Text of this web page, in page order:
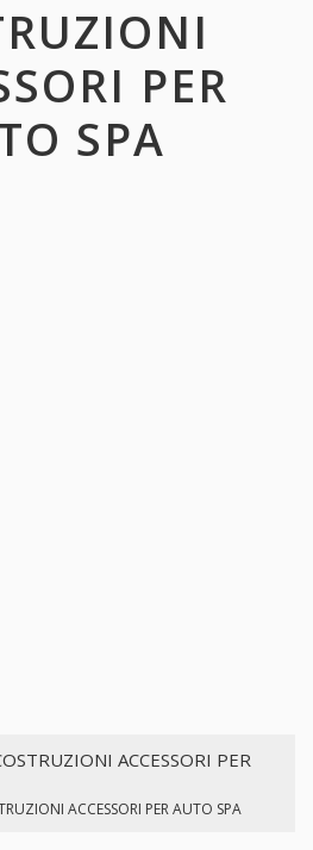
PER
SPA
ACCESSORI PER
ACCESSORI PER AUTO SPA